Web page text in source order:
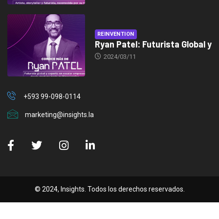
REINVENTION
Ryan Patel: Futurista Global y
2024/03/11
+593 99-098-0114
marketing@insights.la
© 2024, Insights. Todos los derechos reservados.